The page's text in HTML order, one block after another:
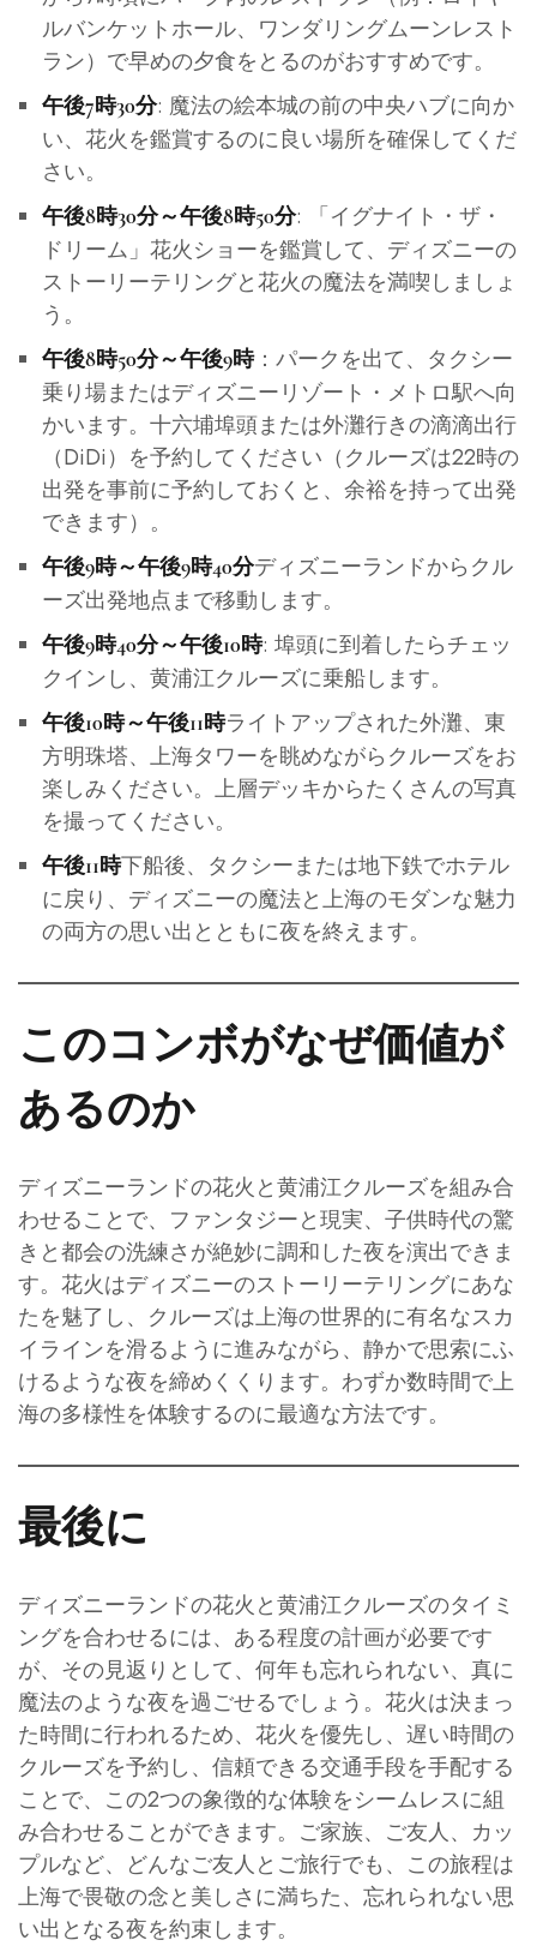
ルバンケットホール、ワンダリングムーンレスト
ラン）で早めの夕食をとるのがおすすめです。
午後7時30分: 魔法の絵本城の前の中央ハブに向か
い、花火を鑑賞するのに良い場所を確保してくだ
さい。
午後8時30分～午後8時50分: 「イグナイト・ザ・
ドリーム」花火ショーを鑑賞して、ディズニーの
ストーリーテリングと花火の魔法を満喫しましょ
う。
午後8時50分～午後9時：パークを出て、タクシー
乗り場またはディズニーリゾート・メトロ駅へ向
かいます。十六埔埠頭または外灘行きの滴滴出行
（DiDi）を予約してください（クルーズは22時の
出発を事前に予約しておくと、余裕を持って出発
できます）。
午後9時～午後9時40分ディズニーランドからクル
ーズ出発地点まで移動します。
午後9時40分～午後10時: 埠頭に到着したらチェッ
クインし、黄浦江クルーズに乗船します。
午後10時～午後11時ライトアップされた外灘、東
方明珠塔、上海タワーを眺めながらクルーズをお
楽しみください。上層デッキからたくさんの写真
を撮ってください。
午後11時下船後、タクシーまたは地下鉄でホテル
に戻り、ディズニーの魔法と上海のモダンな魅力
の両方の思い出とともに夜を終えます。
このコンボがなぜ価値が
あるのか
ディズニーランドの花火と黄浦江クルーズを組み合
わせることで、ファンタジーと現実、子供時代の驚
きと都会の洗練さが絶妙に調和した夜を演出できま
す。花火はディズニーのストーリーテリングにあな
たを魅了し、クルーズは上海の世界的に有名なスカ
イラインを滑るように進みながら、静かで思索にふ
けるような夜を締めくくります。わずか数時間で上
海の多様性を体験するのに最適な方法です。
最後に
ディズニーランドの花火と黄浦江クルーズのタイミ
ングを合わせるには、ある程度の計画が必要です
が、その見返りとして、何年も忘れられない、真に
魔法のような夜を過ごせるでしょう。花火は決まっ
た時間に行われるため、花火を優先し、遅い時間の
クルーズを予約し、信頼できる交通手段を手配する
ことで、この2つの象徴的な体験をシームレスに組
み合わせることができます。ご家族、ご友人、カッ
プルなど、どんなご友人とご旅行でも、この旅程は
上海で畏敬の念と美しさに満ちた、忘れられない思
い出となる夜を約束します。